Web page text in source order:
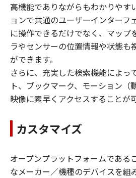
高機能でありながらもわかりやす
ョンで共通のユーザーインターフ
に操作できるだけでなく、マップ
ラやセンサーの位置情報や状態も
ができます。
さらに、充実した検索機能によっ
ト、ブックマーク、モーション（
映像に素早くアクセスすることが
カスタマイズ
オープンプラットフォームである
なメーカー／機種のデバイスを組